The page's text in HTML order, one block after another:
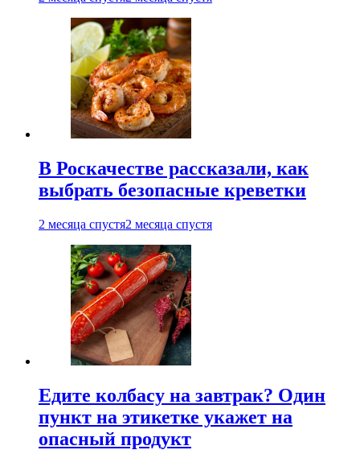
В Роскачестве рассказали, как
выбрать безопасные креветки
2 месяца спустя2 месяца спустя
Едите колбасу на завтрак? Один
пункт на этикетке укажет на
опасный продукт